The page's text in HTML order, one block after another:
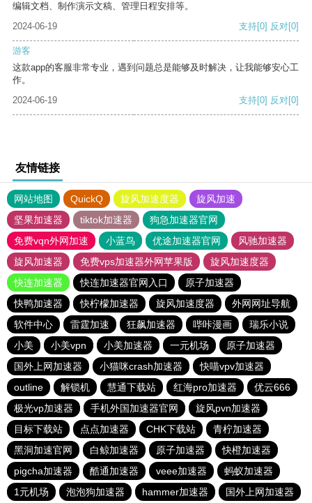
编辑文档、制作演示文稿、管理日程安排等。
2024-06-19
支持[0] 反对[0]
游客
这款app的客服非常专业，遇到问题总是能够及时解决，让我能够安心工
作。
2024-06-19
支持[0] 反对[0]
友情链接
网站地图 QuickQ 旋风加速度器
旋风加速
坚果加速器
tiktok加速器
狗急加速器官网
免费vqn外网加速
小蓝鸟 优途加速器官网
风驰加速器
旋风加速器
免费vps加速器外网苹果版
旋风加速度器
快连加速器
快连加速器官网入口
原子加速器
快鸭加速器
快柠檬加速器 旋风加速度器
外网网址导航
软件中心
雷霆加速 狂飙加速器 哔咔漫画
瑞乐小说
小美
小美vpn 小美加速器 一元机场
原子加速器
国外上网加速器
小猫咪crash加速器
快喵vpv加速器
outline
解锁机 慧通下载站 红海pro加速器
优云666
极光vp加速器
手机外国加速器官网
旋风pvn加速器
目标下载站
点点加速器 CHK下载站
青柠加速器
黑洞加速官网
白鲸加速器 原子加速器
快橙加速器
pigcha加速器
酷通加速器 veee加速器
蚂蚁加速器
1元机场
泡泡狗加速器 hammer加速器 国外上网加速器